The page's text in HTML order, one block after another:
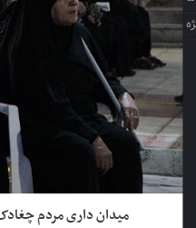
میدان داری مردم چغادک